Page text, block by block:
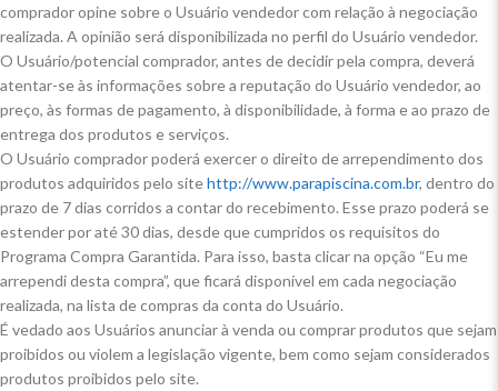
comprador opine sobre o Usuário vendedor com relação à negociação
realizada. A opinião será disponibilizada no perfil do Usuário vendedor.
O Usuário/potencial comprador, antes de decidir pela compra, deverá
atentar-se às informações sobre a reputação do Usuário vendedor, ao
preço, às formas de pagamento, à disponibilidade, à forma e ao prazo de
entrega dos produtos e serviços.
O Usuário comprador poderá exercer o direito de arrependimento dos
produtos adquiridos pelo sitehttp://www.parapiscina.com.br, dentro do
prazo de 7 dias corridos a contar do recebimento. Esse prazo poderá se
estender por até 30 dias, desde que cumpridos os requisitos do
Programa Compra Garantida. Para isso, basta clicar na opção “Eu me
arrependi desta compra”, que ficará disponível em cada negociação
realizada, na lista de compras da conta do Usuário.
É vedado aos Usuários anunciar à venda ou comprar produtos que sejam
proibidos ou violem a legislação vigente, bem como sejam considerados
produtos proibidos pelo site.